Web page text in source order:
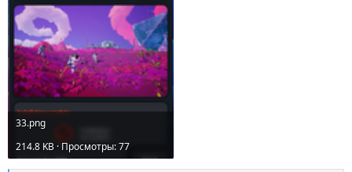
33.png
214.8 KB · Просмотры: 77